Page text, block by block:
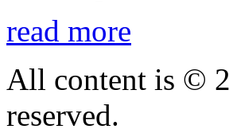
read more
All content is ©
reserved.